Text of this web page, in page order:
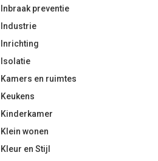
Inbraak preventie
Industrie
Inrichting
Isolatie
Kamers en ruimtes
Keukens
Kinderkamer
Klein wonen
Kleur en Stijl